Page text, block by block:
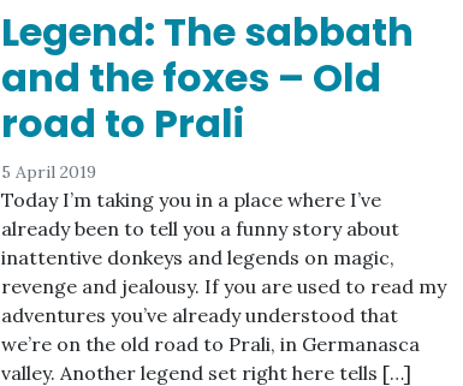
Legend: The sabbath
and the foxes – Old
road to Prali
5 April 2019
Today I’m taking you in a place where I’ve
already been to tell you a funny story about
inattentive donkeys and legends on magic,
revenge and jealousy. If you are used to read my
adventures you’ve already understood that
we’re on the old road to Prali, in Germanasca
valley. Another legend set right here tells […]